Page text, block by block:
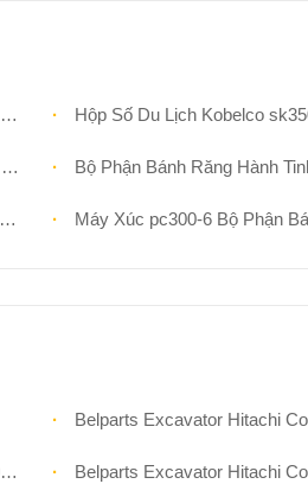
Hộp Số Du Lịch Kobelco sk350-8 Nhện Mang Hành Tinh Thứ Nhất Với Bánh
Bộ Phận Bánh Răng Hành Tinh zx200-3 Của
Máy Xúc pc300-6 Bộ Phận Bánh Răng
Belparts Excavator Hitachi Computer Board
Belparts Excavator Hitachi Controller